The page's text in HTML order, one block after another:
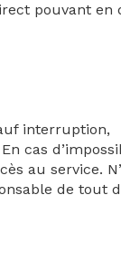
pouvant en
interruption,
cas
au service.
de tout